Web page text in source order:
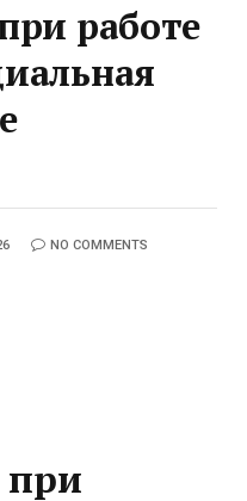
работе
NO COMMENTS
при